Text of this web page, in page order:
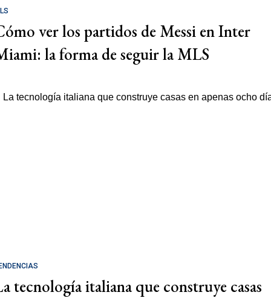
ver los partidos de Messi en Inter
la forma de seguir la MLS
tecnología italiana que construye casas